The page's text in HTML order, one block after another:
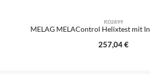
RD2899
MELAG MELAControl Helixtest mit
Regulärer Preis:
257,04 €